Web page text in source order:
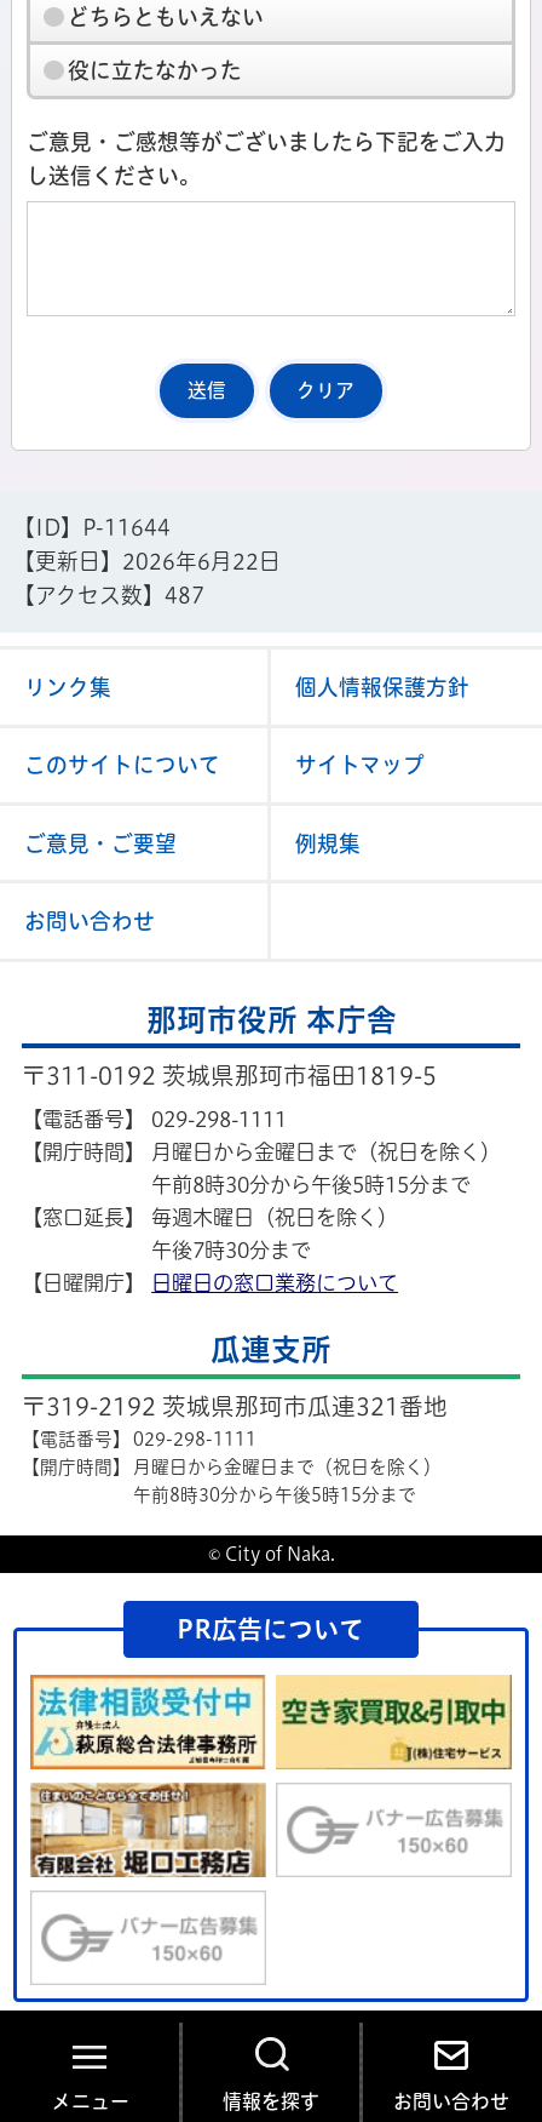
メニュー 情報を探す お問い合わせ
どちらともいえない
役に立たなかった
ご意見・ご感想等がございましたら下記をご入力
し送信ください。
【ID】
P-11644
【更新日】 2026年6月22日
【アクセス数】487
リンク集 個人情報保護方針
このサイトについて サイトマップ
ご意見・ご要望 例規集
お問い合わせ
那珂市役所 本庁舎
〒311-0192 茨城県那珂市福田1819-5
【電話番号】
029-298-1111
【開庁時間】
月曜日から金曜日まで（祝日を除く）
午前8時30分から午後5時15分まで
【窓口延長】
毎週木曜日（祝日を除く）
午後7時30分まで
【日曜開庁】
日曜日の窓口業務について
瓜連支所
〒319-2192 茨城県那珂市瓜連321番地
【電話番号】
029-298-1111
【開庁時間】
月曜日から金曜日まで（祝日を除く）
午前8時30分から午後5時15分まで
© City of Naka.
PR広告について